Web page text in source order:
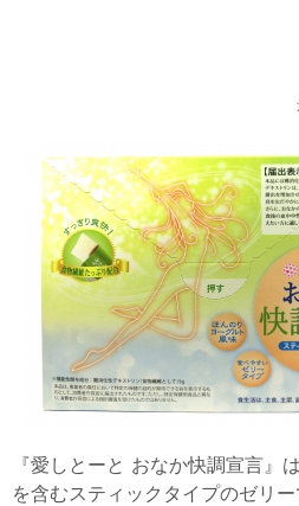
『愛しとーと おなか快調宣言』
を含むスティックタイプのゼリー